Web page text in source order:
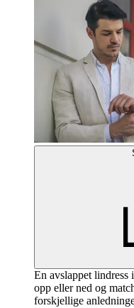
En avslappet lindress
opp eller ned og
forskjellige